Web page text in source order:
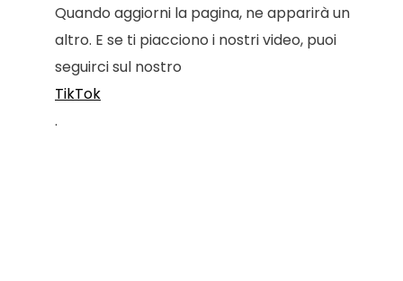
Quando aggiorni la pagina, ne apparirà un
altro. E se ti piacciono i nostri video, puoi
seguirci sul nostro
TikTok
.